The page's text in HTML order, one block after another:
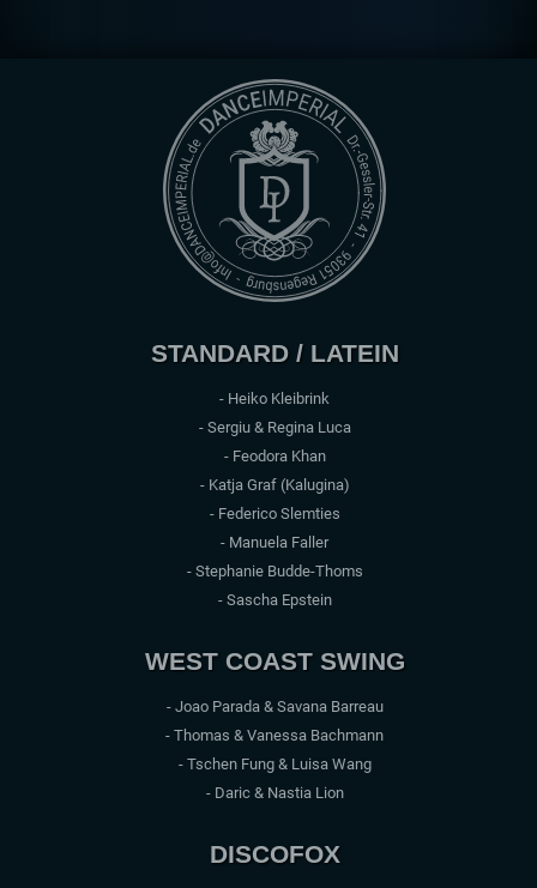
STANDARD / LATEIN
- Heiko Kleibrink
- Sergiu & Regina Luca
- Feodora Khan
- Katja Graf (Kalugina)
- Federico Slemties
- Manuela Faller
- Stephanie Budde-Thoms
- Sascha Epstein
WEST COAST SWING
- Joao Parada & Savana Barreau
- Thomas & Vanessa Bachmann
- Tschen Fung & Luisa Wang
- Daric & Nastia Lion
DISCOFOX